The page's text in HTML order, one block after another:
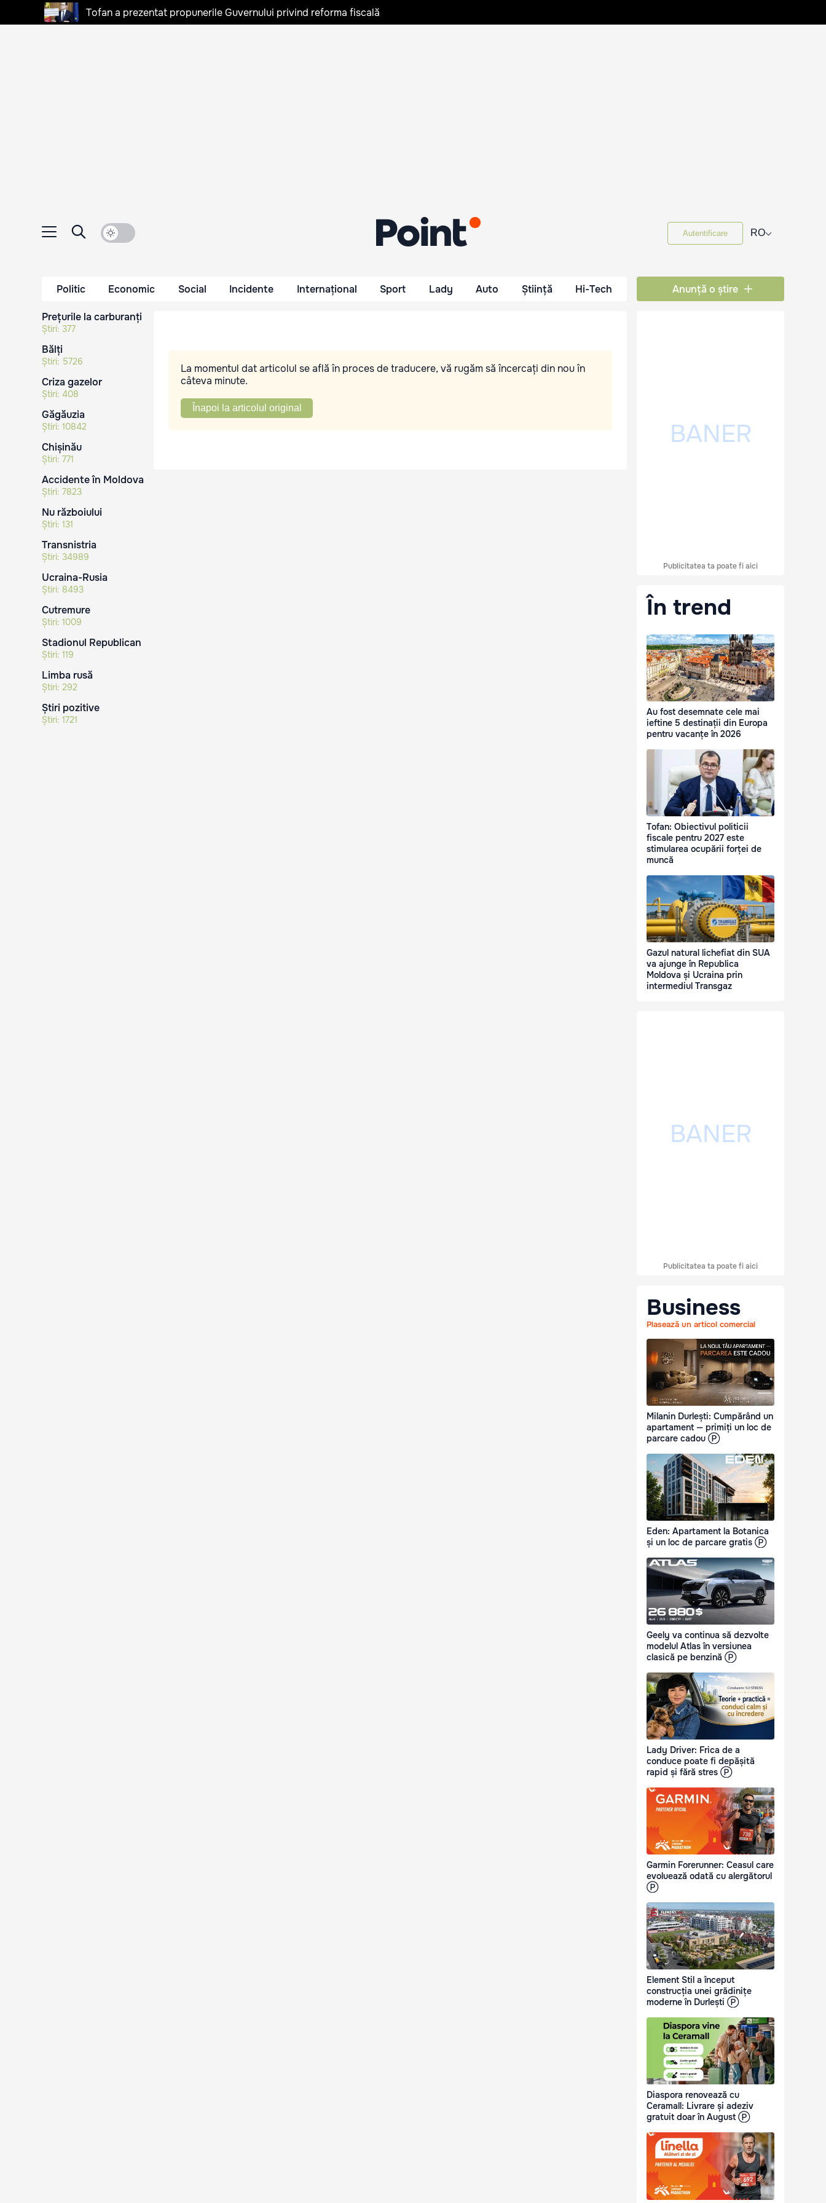
Tofan a prezentat propunerile Guvernului privind reforma fiscală
Autentificare RO⌵
Politic Economic Social Incidente Internațional Sport Lady Auto Știință Hi-Tech Anunță o știre
Prețurile la carburanți
Știri: 377
Bălți
Știri: 5726
Criza gazelor
Știri: 408
Găgăuzia
Știri: 10842
Chișinău
Știri: 771
Accidente în Moldova
Știri: 7823
Nu războiului
Știri: 131
Transnistria
Știri: 34989
Ucraina-Rusia
Știri: 8493
Cutremure
Știri: 1009
Stadionul Republican
Știri: 119
Limba rusă
Știri: 292
Știri pozitive
Știri: 1721
La momentul dat articolul se află în proces de traducere, vă rugăm să încercați din nou în
câteva minute.
Înapoi la articolul original
Publicitatea ta poate fi aici
În trend
Au fost desemnate cele mai
ieftine 5 destinații din Europa
pentru vacanțe în 2026
Tofan: Obiectivul politicii
fiscale pentru 2027 este
stimularea ocupării forței de
muncă
Gazul natural lichefiat din SUA
va ajunge în Republica
Moldova și Ucraina prin
intermediul Transgaz
Publicitatea ta poate fi aici
Business
Plasează un articol comercial
Milanin Durlești: Cumpărând un
apartament — primiți un loc de
parcare cadou Ⓟ
Eden: Apartament la Botanica
și un loc de parcare gratis Ⓟ
Geely va continua să dezvolte
modelul Atlas în versiunea
clasică pe benzină Ⓟ
Lady Driver: Frica de a
conduce poate fi depășită
rapid și fără stres Ⓟ
Garmin Forerunner: Ceasul care
evoluează odată cu alergătorul
Ⓟ
Element Stil a început
construcția unei grădinițe
moderne în Durlești Ⓟ
Diaspora renovează cu
Ceramall: Livrare și adeziv
gratuit doar în August Ⓟ